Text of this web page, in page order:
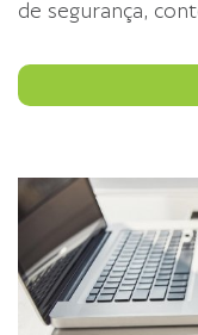
de segurança,